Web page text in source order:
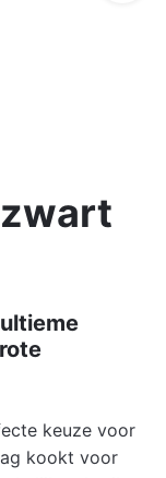
keuze voor
kookt voor